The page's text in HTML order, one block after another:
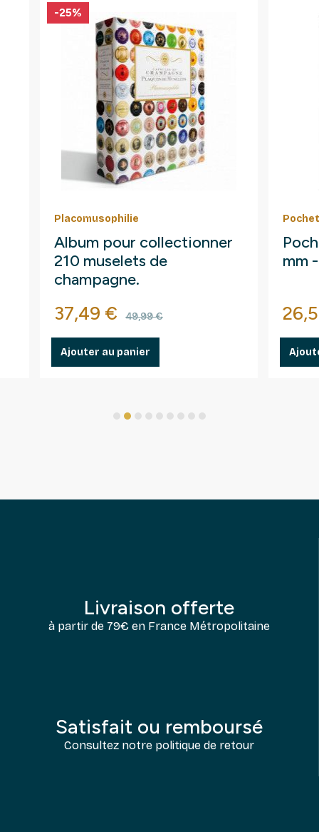
Placomusophilie
Album pour collectionner
210 muselets de
champagne.
Prix
37,49 € Prix de base
49,99 €
-25%
Ajouter au panier
mm
Prix
Livraison offerte
à partir de 79€ en France Métropolitaine
Satisfait ou remboursé
Consultez notre politique de retour